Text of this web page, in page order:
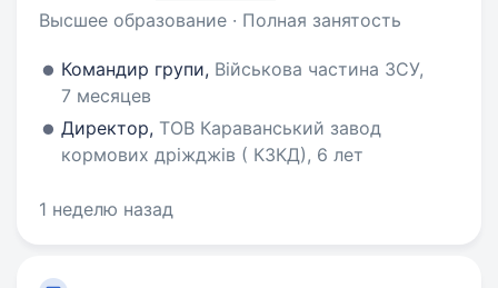
Высшее образование · Полная занятость
Командир групи, Військова частина ЗСУ,
7 месяцев
Директор, ТОВ Караванський завод
кормових дріжджів ( КЗКД), 6 лет
1 неделю назад